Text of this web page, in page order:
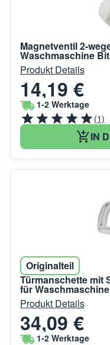
Magnetventil 2-
Waschmaschine
Produkt Details
14,19 €
1-2 Werktage
(1)
IN
Originalteil
Türmanschette mit
für
Produkt Details
34,09 €
1-2 Werktage